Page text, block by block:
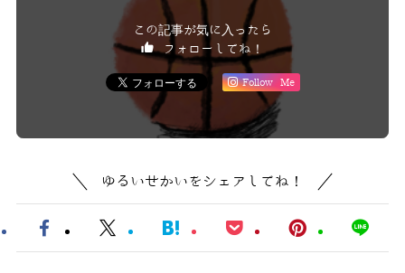
この記事が気に入ったら
フォローしてね！
Follow Me
ゆるいせかいをシェアしてね！